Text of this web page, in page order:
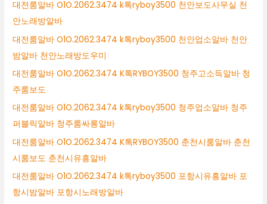
대전룸알바 O1O.2062.3474 k톡ryboy3500 천안보도사무실 천
안노래방알바
대전룸알바 O1O.2062.3474 k톡ryboy3500 천안업소알바 천안
밤알바 천안노래방도우미
대전룸알바 O1O.2062.3474 K톡RYBOY3500 청주고소득알바 청
주룸보도
대전룸알바 O1O.2062.3474 k톡ryboy3500 청주업소알바 청주
퍼블릭알바 청주룸싸롱알바
대전룸알바 O1O.2062.3474 K톡RYBOY3500 춘천시룸알바 춘천
시룸보도 춘천시유흥알바
대전룸알바 O1O.2062.3474 k톡ryboy3500 포항시유흥알바 포
항시밤알바 포항시노래방알바